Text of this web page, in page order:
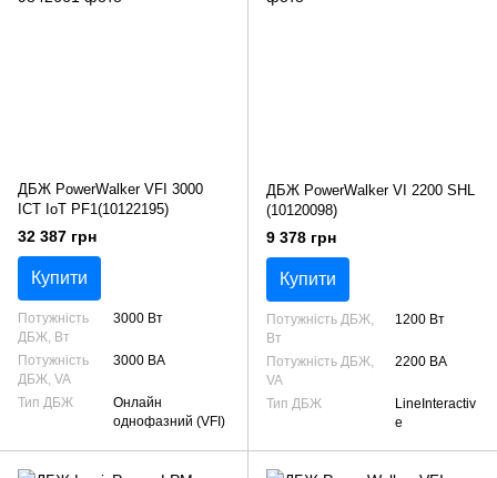
ДБЖ PowerWalker VFI 3000
ICT IoT PF1(10122195)
32 387 грн
Купити
Потужність
ДБЖ, Вт
3000 Вт
Потужність
ДБЖ, VA
3000 ВА
Тип ДБЖ
Онлайн
однофазний (VFI)
ДБЖ PowerWalker VI 2200 SHL
(10120098)
9 378 грн
Купити
Потужність ДБЖ,
Вт
1200 Вт
Потужність ДБЖ,
VA
2200 ВА
Тип ДБЖ
LineInteractiv
e